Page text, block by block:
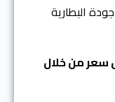
البطارية
سعر من خلال